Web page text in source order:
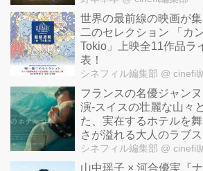
世界の最前線の映画が
二のセレクション 「カ
Tokio」上映全11作品ラ
表！
シネフィル編集部 @ cinefil
フランスの名優ジャン
演-スイスの壮麗な山々
た、実在するホテルを
さが溢れる大人のラブ
いのホテルで』公開！
シネフィル編集部 @ cinefil
山中瑶子 × 河合優実『